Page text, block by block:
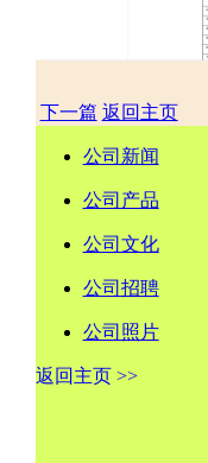
下一篇 返回主页
公司新闻
公司产品
公司文化
公司招聘
公司照片
返回主页 >>